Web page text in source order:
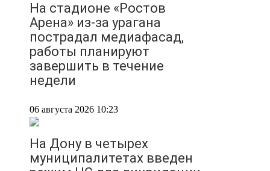
На стадионе «Ростов
Арена» из-за урагана
пострадал медиафасад,
работы планируют
завершить в течение
недели
06 августа 2026 10:23
На Дону в четырех
муниципалитетах введен